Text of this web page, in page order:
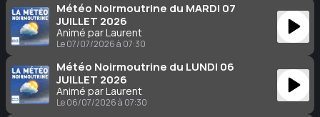
Météo Noirmoutrine du MARDI 07
JUILLET 2026
Animé par Laurent
Le 07/07/2026 à 07:30
Météo Noirmoutrine du LUNDI 06
JUILLET 2026
Animé par Laurent
Le 06/07/2026 à 07:30